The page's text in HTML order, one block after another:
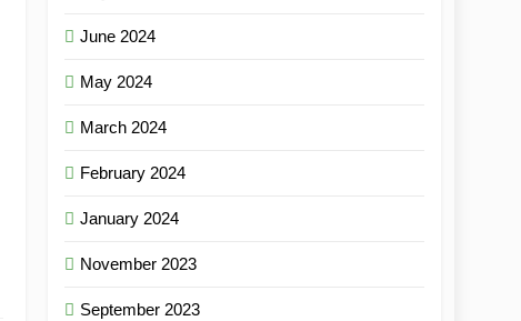
June 2024
May 2024
March 2024
February 2024
January 2024
November 2023
September 2023